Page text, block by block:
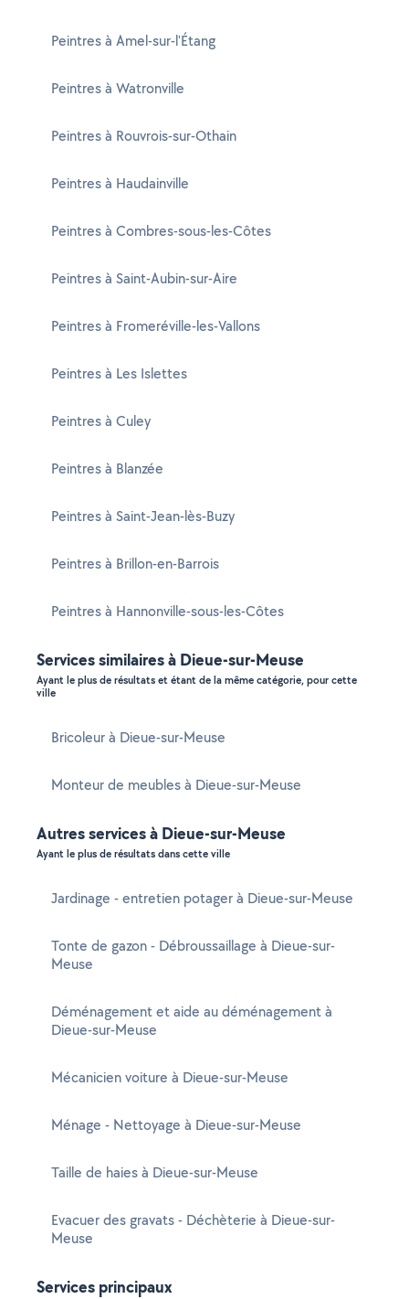
Peintres à Amel-sur-l'Étang
Peintres à Watronville
Peintres à Rouvrois-sur-Othain
Peintres à Haudainville
Peintres à Combres-sous-les-Côtes
Peintres à Saint-Aubin-sur-Aire
Peintres à Fromeréville-les-Vallons
Peintres à Les Islettes
Peintres à Culey
Peintres à Blanzée
Peintres à Saint-Jean-lès-Buzy
Peintres à Brillon-en-Barrois
Peintres à Hannonville-sous-les-Côtes
Services similaires à Dieue-sur-Meuse
Ayant le plus de résultats et étant de la même catégorie, pour cette
ville
Bricoleur à Dieue-sur-Meuse
Monteur de meubles à Dieue-sur-Meuse
Autres services à Dieue-sur-Meuse
Ayant le plus de résultats dans cette ville
Jardinage - entretien potager à Dieue-sur-Meuse
Tonte de gazon - Débroussaillage à Dieue-sur-
Meuse
Déménagement et aide au déménagement à
Dieue-sur-Meuse
Mécanicien voiture à Dieue-sur-Meuse
Ménage - Nettoyage à Dieue-sur-Meuse
Taille de haies à Dieue-sur-Meuse
Evacuer des gravats - Déchèterie à Dieue-sur-
Meuse
Services principaux